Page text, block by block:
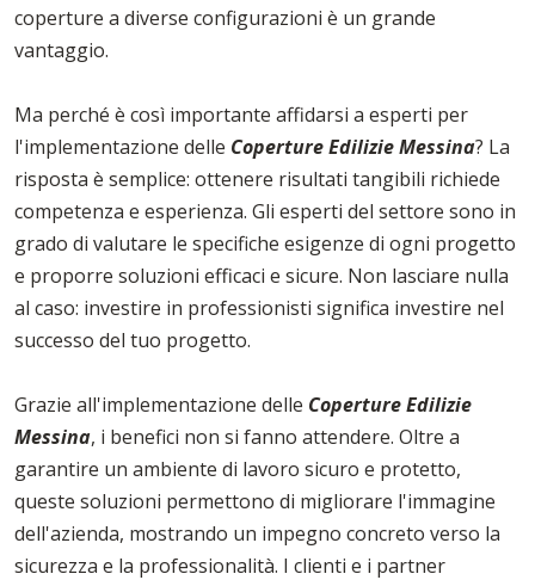
coperture a diverse configurazioni è un grande
vantaggio.
Ma perché è così importante affidarsi a esperti per
l'implementazione delle Coperture Edilizie Messina? La
risposta è semplice: ottenere risultati tangibili richiede
competenza e esperienza. Gli esperti del settore sono in
grado di valutare le specifiche esigenze di ogni progetto
e proporre soluzioni efficaci e sicure. Non lasciare nulla
al caso: investire in professionisti significa investire nel
successo del tuo progetto.
Grazie all'implementazione delle Coperture Edilizie
Messina, i benefici non si fanno attendere. Oltre a
garantire un ambiente di lavoro sicuro e protetto,
queste soluzioni permettono di migliorare l'immagine
dell'azienda, mostrando un impegno concreto verso la
sicurezza e la professionalità. I clienti e i partner